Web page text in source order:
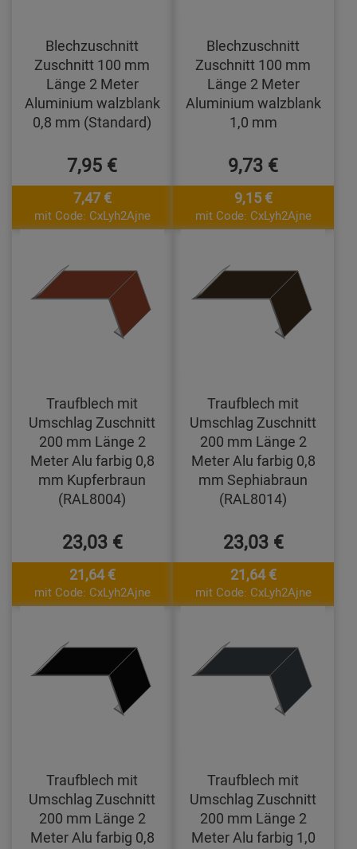
Blechzuschnitt
Zuschnitt 100 mm
Länge 2 Meter
Aluminium walzblank
0,8 mm (Standard)
7,95 €
7,47 €
mit Code: CxLyh2Ajne
Blechzuschnitt
Zuschnitt 100 mm
Länge 2 Meter
Aluminium walzblank
1,0 mm
9,73 €
9,15 €
mit Code: CxLyh2Ajne
Traufblech mit
Umschlag Zuschnitt
200 mm Länge 2
Meter Alu farbig 0,8
mm Kupferbraun
(RAL8004)
23,03 €
21,64 €
mit Code: CxLyh2Ajne
Traufblech mit
Umschlag Zuschnitt
200 mm Länge 2
Meter Alu farbig 0,8
mm Sephiabraun
(RAL8014)
23,03 €
21,64 €
mit Code: CxLyh2Ajne
Traufblech mit
Umschlag Zuschnitt
200 mm Länge 2
Meter Alu farbig 0,8
Traufblech mit
Umschlag Zuschnitt
200 mm Länge 2
Meter Alu farbig 1,0